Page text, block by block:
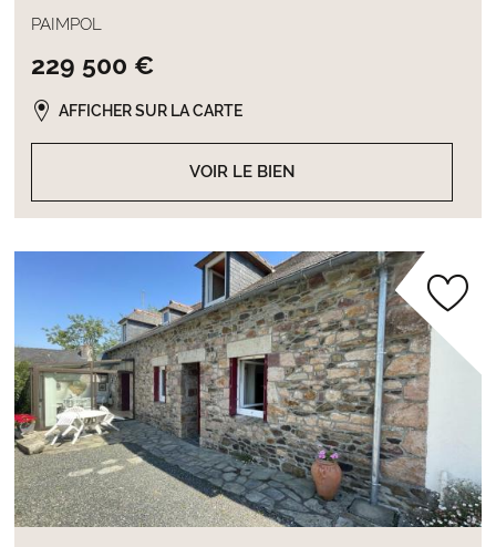
PAIMPOL
229 500 €
VOIR LE BIEN
AFFICHER SUR LA CARTE